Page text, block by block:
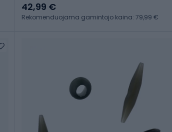
42,99 €
Rekomenduojama gamintojo kaina: 79,99 €